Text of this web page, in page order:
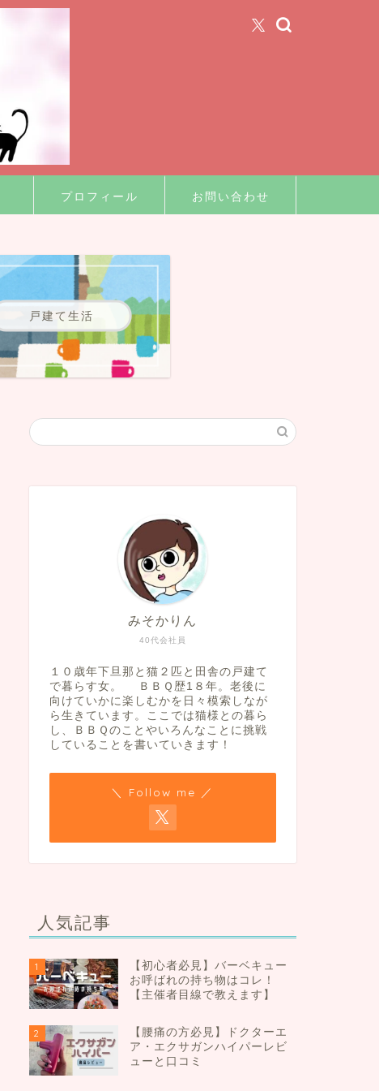
プロフィール お問い合わせ
戸建て生活
40代会社員
みそかりん
１０歳年下旦那と猫２匹と田舎の戸建て
で暮らす女。 ＢＢＱ歴1８年。老後に
向けていかに楽しむかを日々模索しなが
ら生きています。ここでは猫様との暮ら
し、ＢＢＱのことやいろんなことに挑戦
していることを書いていきます！
＼ Follow me ／
人気記事
1
【初心者必見】バーベキュー
お呼ばれの持ち物はコレ！
【主催者目線で教えます】
2
【腰痛の方必見】ドクターエ
ア・エクサガンハイパーレビ
ューと口コミ